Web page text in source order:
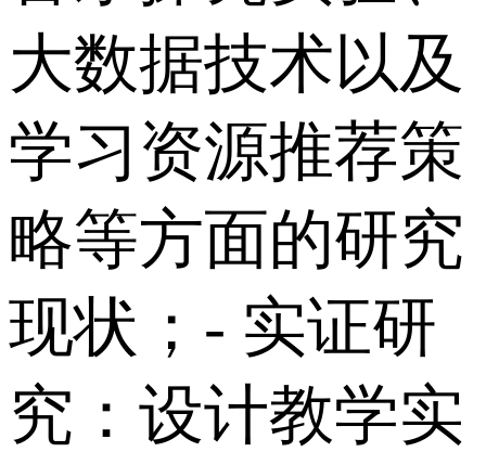
大数据技术以及
学习资源推荐策
略等方面的研究
现状； - 实证研
究：设计教学实